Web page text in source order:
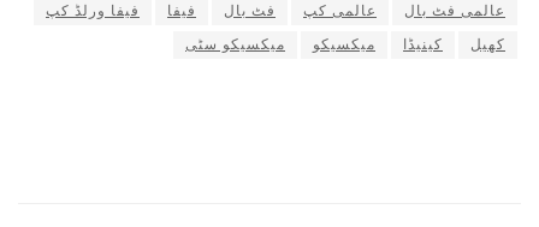
عالمی فٹ بال
عالمی کپ فٹ بال فیفا
فیفا ورلڈ کپ
کھیل
کینیڈا میکسیکو میکسیکو سٹی